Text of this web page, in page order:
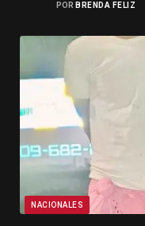
POR BRENDA FELIZ
NACIONALES